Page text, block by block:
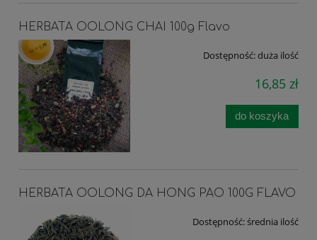
HERBATA OOLONG CHAI 100g Flavo
Dostępność:duża ilość
16,85 zł
do koszyka
HERBATA OOLONG DA HONG PAO 100G FLAVO
Dostępność:średnia ilość